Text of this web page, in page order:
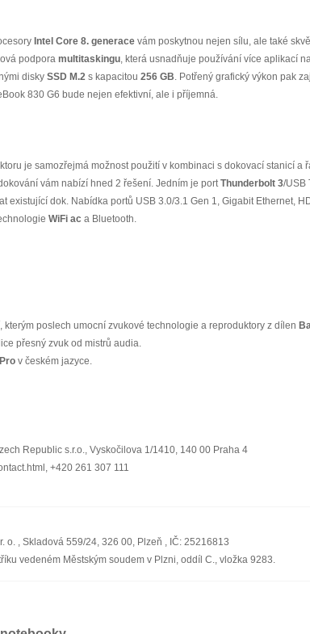
Intel Core 8. generace vám poskytnou nejen sílu, ale také
podpora multitaskingu, která usnadňuje používání více aplikací
disky SSD M.2 s kapacitou 256 GB. Potřený grafický výkon pak
830 G6 bude nejen efektivní, ale i příjemná.
je samozřejmá možnost použití v kombinaci s dokovací stanicí a
vám nabízí hned 2 řešení. Jedním je portThunderbolt 3/USB
existující dok. Nabídka portů USB 3.0/3.1 Gen 1, Gigabit Ethernet,
WiFi ac a Bluetooth.
poslech umocní zvukové technologie a reproduktory z dílen
přesný zvuk od mistrů audia.
v českém jazyce.
Republic s.r.o., Vyskočilova 1/1410, 140 00 Praha 4
+420 261 307 111
o. , Skladová 559/24, 326 00, Plzeň , IČ: 25216813
vedeném Městským soudem v Plzni, oddíl C., vložka 9283.